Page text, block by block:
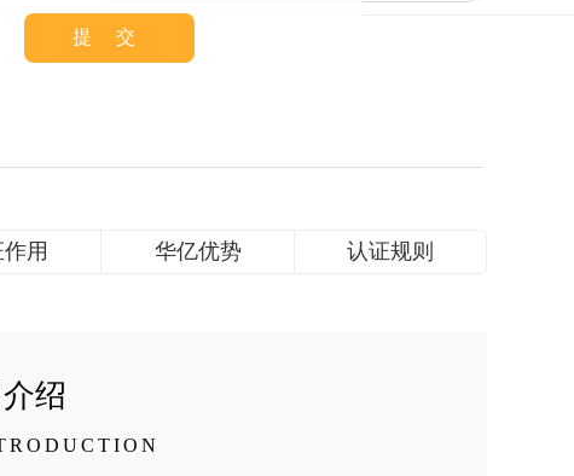
用 华亿优势 认证规则
绍